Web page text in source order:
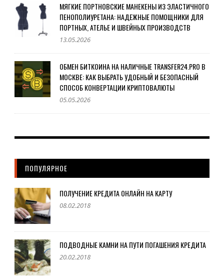
МЯГКИЕ ПОРТНОВСКИЕ МАНЕКЕНЫ ИЗ ЭЛАСТИЧНОГО
ПЕНОПОЛИУРЕТАНА: НАДЕЖНЫЕ ПОМОЩНИКИ ДЛЯ
ПОРТНЫХ, АТЕЛЬЕ И ШВЕЙНЫХ ПРОИЗВОДСТВ
13.05.2026
ОБМЕН БИТКОИНА НА НАЛИЧНЫЕ TRANSFER24.PRO В
МОСКВЕ: КАК ВЫБРАТЬ УДОБНЫЙ И БЕЗОПАСНЫЙ
СПОСОБ КОНВЕРТАЦИИ КРИПТОВАЛЮТЫ
05.05.2026
ПОПУЛЯРНОЕ
ПОЛУЧЕНИЕ КРЕДИТА ОНЛАЙН НА КАРТУ
08.02.2018
ПОДВОДНЫЕ КАМНИ НА ПУТИ ПОГАШЕНИЯ КРЕДИТА
20.02.2018